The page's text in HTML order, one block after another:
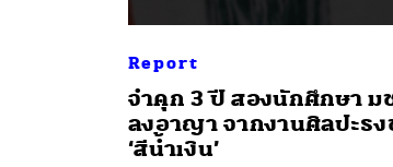
Report
จำคุก 3 ปี สองนักศึกษา ม
ลงอาญา จากงานศิลปะธง
‘สีน้ำเงิน’